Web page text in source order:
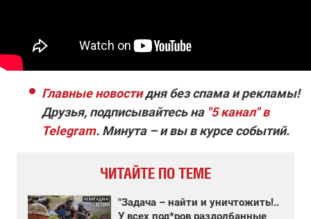
Главные новостидня без спама и рекламы!
Друзья, подписывайтесь на "5 канал" в
Telegram. Минута – и вы в курсе событий.
ЧИТАЙТЕ ПО ТЕМЕ
"Задача – найти и уничтожить!..
У всех под*ров раздолбанные